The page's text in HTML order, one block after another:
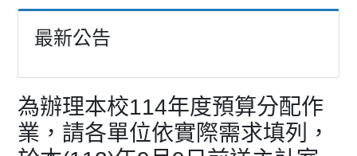
最新公告
為辦理本校114年度預算分配作
業，請各單位依實際需求填列，